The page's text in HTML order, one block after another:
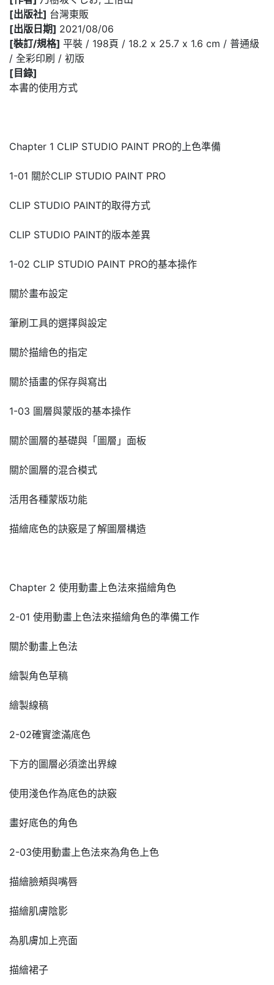
[出版社] 台灣東販
[出版日期] 2021/08/06
[裝訂/規格] 平裝 / 198頁 / 18.2 x 25.7 x 1.6 cm / 普通級
/ 全彩印刷 / 初版
[目錄]
本書的使用方式
Chapter 1 CLIP STUDIO PAINT PRO的上色準備
1-01 關於CLIP STUDIO PAINT PRO
CLIP STUDIO PAINT的取得方式
CLIP STUDIO PAINT的版本差異
1-02 CLIP STUDIO PAINT PRO的基本操作
關於畫布設定
筆刷工具的選擇與設定
關於描繪色的指定
關於插畫的保存與寫出
1-03 圖層與蒙版的基本操作
關於圖層的基礎與「圖層」面板
關於圖層的混合模式
活用各種蒙版功能
描繪底色的訣竅是了解圖層構造
Chapter 2 使用動畫上色法來描繪角色
2-01 使用動畫上色法來描繪角色的準備工作
關於動畫上色法
繪製角色草稿
繪製線稿
2-02確實塗滿底色
下方的圖層必須塗出界線
使用淺色作為底色的訣竅
畫好底色的角色
2-03使用動畫上色法來為角色上色
描繪臉頰與嘴唇
描繪肌膚陰影
為肌膚加上亮面
描繪裙子